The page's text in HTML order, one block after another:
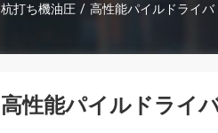
杭打ち機油圧 / 高性能パイルドライバ
高性能パイルドライ